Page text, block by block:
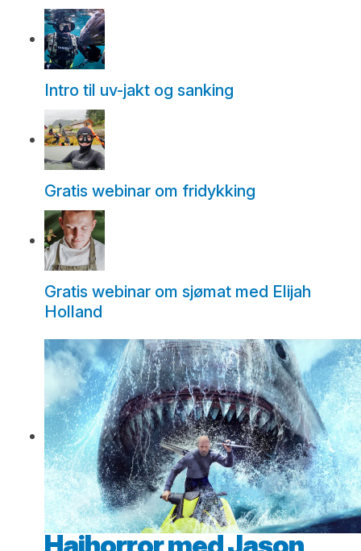
Intro til uv-jakt og sanking
Gratis webinar om fridykking
Gratis webinar om sjømat med Elijah
Holland